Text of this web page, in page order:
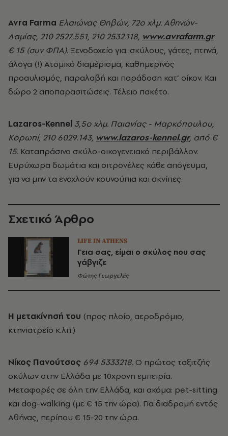
Avra Farma Ελαιώνας Θηβών, 72ο χλμ. Αθηνών-
Λαμίας, 210 2527.551, 210 2532.118, www.avrafarm.gr
€ 15 (συν ΦΠΑ). Ξενοδοχείο για: σκύλους, γάτες, πτηνά,
άλογα (!) Ατομικό διαμέρισμα, καθημερινός
προαυλισμός, παραλαβή και παράδοση κατ’ οίκον. Και
δώρο 2 αποπαρασιτώσεις. Τέλειο πακέτο.
Lazaros-Kennel 3,5ο χλμ. Παιανίας - Μαρκόπουλου,
Κορωπί, 210 6029.143, www.lazaros-kennel.gr, από €
15. Καταπράσινο σκύλο-οικογενειακό περιβάλλον.
Ευρύχωρα δωμάτια και σιτρονέλες κάθε απόγευμα,
για να μην τα ενοχλούν κουνούπια και σκνίπες.
Σχετικό Άρθρο
LIFE IN ATHENS
Γεια σας, είμαι ο σκύλος που σας
γάβγιζε
Φώτης Γεωργελές
Η μετακίνησή του (προς πλοίο, αεροδρόμιο,
κτηνιατρείο κ.λπ.)
Νίκος Πανούτσος 694 5333218. Ο πρώτος ταξιτζής
σκύλων στην Ελλάδα με 10χρονη εμπειρία.
Μεταφορές σε όλη την Ελλάδα, και ακόμα: pet-sitting
και dog-walking (με € 15 την ώρα). Για διαδρομή εντός
Αθήνας, περίπου € 15-20 την ώρα.